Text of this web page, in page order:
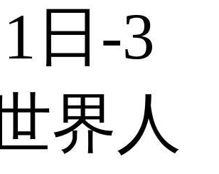
日-3
界人